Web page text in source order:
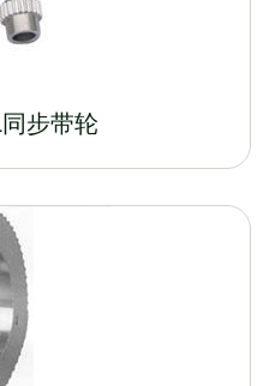
步带轮